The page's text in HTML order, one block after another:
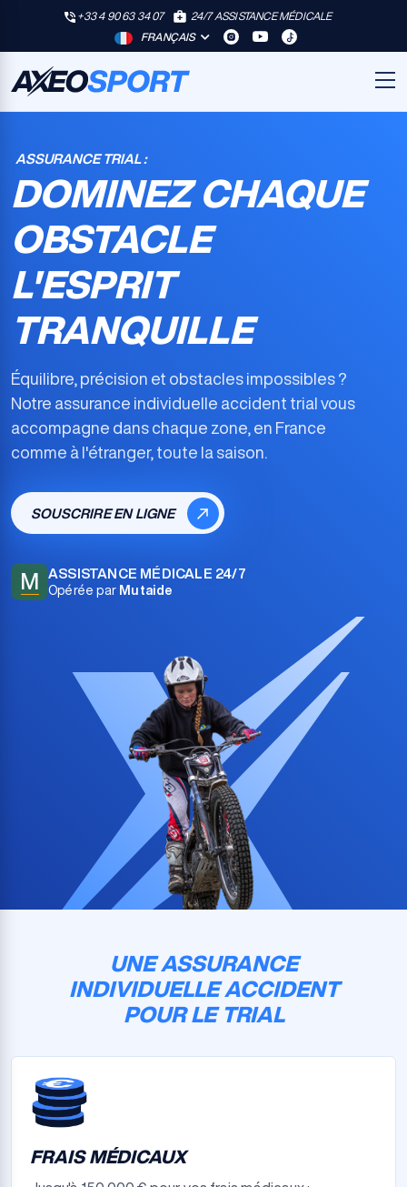
+33 4 90 63 34 07
24/7 ASSISTANCE MÉDICALE
FRANÇAIS
ASSURANCE TRIAL :
DOMINEZ CHAQUE
OBSTACLE
L'ESPRIT
TRANQUILLE
Équilibre, précision et obstacles impossibles ?
Notre assurance individuelle accident trial vous
accompagne dans chaque zone, en France
comme à l'étranger, toute la saison.
SOUSCRIRE EN LIGNE
M ASSISTANCE MÉDICALE 24/7
Opérée par Mutaide
UNE ASSURANCE
INDIVIDUELLE ACCIDENT
POUR LE TRIAL
FRAIS MÉDICAUX